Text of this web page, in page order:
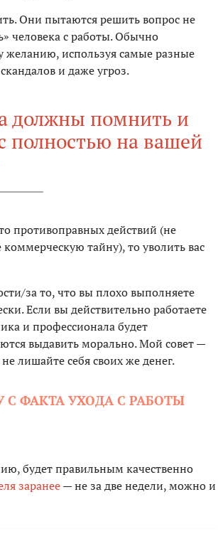
Они пытаются решить вопрос не
человека с работы. Обычно
желанию, используя самые разные
и даже угроз.
должны помнить и
полностью на вашей
противоправных действий (не
коммерческую тайну), то уволить вас
за то, что вы плохо выполняете
Если вы действительно работаете
и профессионала будет
выдавить морально. Мой совет —
лишайте себя своих же денег.
ФАКТА УХОДА С РАБОТЫ
будет правильным качественно
заранее— не за две недели, можно и